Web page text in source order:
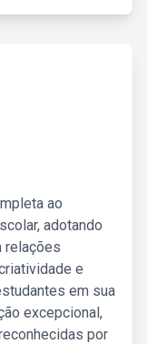
ao
adotando
relações
e
em sua
excepcional,
por